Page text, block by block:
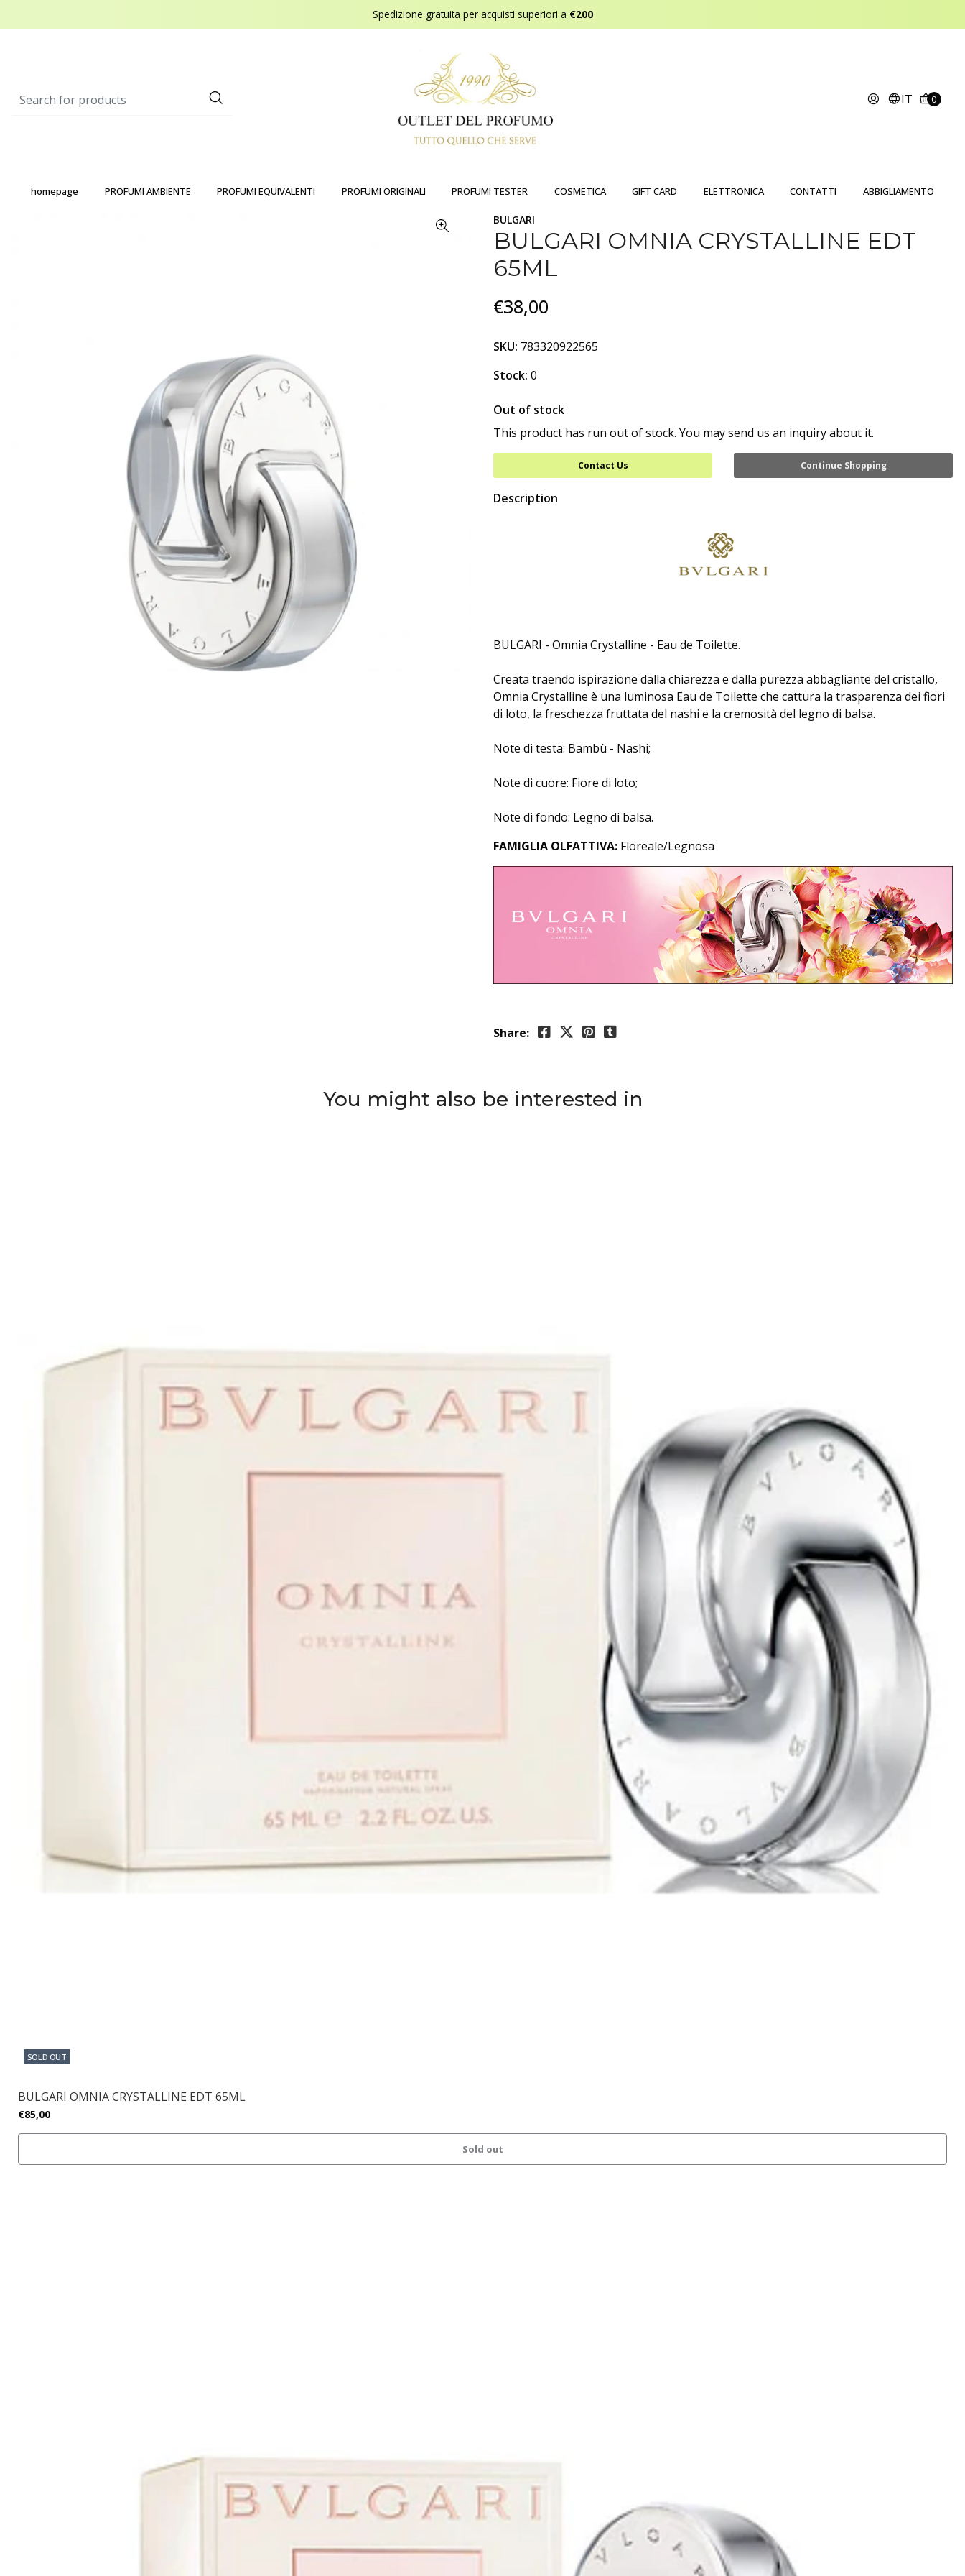
Spedizione gratuita per acquisti superiori a €200
IT 0
homepage PROFUMI AMBIENTE PROFUMI EQUIVALENTI PROFUMI ORIGINALI PROFUMI TESTER COSMETICA GIFT CARD ELETTRONICA CONTATTI ABBIGLIAMENTO
BULGARI
BULGARI OMNIA CRYSTALLINE EDT
65ML
€38,00
SKU: 783320922565
Stock: 0
Out of stock
This product has run out of stock. You may send us an inquiry about it.
Contact Us Continue Shopping
Description
BULGARI - Omnia Crystalline - Eau de Toilette.
Creata traendo ispirazione dalla chiarezza e dalla purezza abbagliante del cristallo,
Omnia Crystalline è una luminosa Eau de Toilette che cattura la trasparenza dei fiori
di loto, la freschezza fruttata del nashi e la cremosità del legno di balsa.
Note di testa: Bambù - Nashi;
Note di cuore: Fiore di loto;
Note di fondo: Legno di balsa.
FAMIGLIA OLFATTIVA: Floreale/Legnosa
Share:
You might also be interested in
SOLD OUT
BULGARI OMNIA CRYSTALLINE EDT 65ML
€85,00
Sold out